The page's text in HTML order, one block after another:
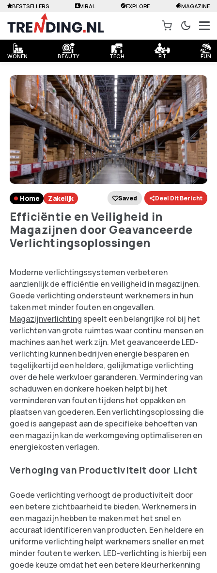
WONEN BEAUTY TECH FIT FUN
BESTSELLERS VIRAL EXPLORE MAGAZINE
Home Zakelijk Saved Deel Dit Bericht
Efficiëntie en Veiligheid in
Magazijnen door Geavanceerde
Verlichtingsoplossingen
Moderne verlichtingssystemen verbeteren
aanzienlijk de efficiëntie en veiligheid in magazijnen.
Goede verlichting ondersteunt werknemers in hun
taken met minder fouten en ongevallen.
Magazijnverlichting speelt een belangrijke rol bij het
verlichten van grote ruimtes waar continu mensen en
machines aan het werk zijn. Met geavanceerde LED-
verlichting kunnen bedrijven energie besparen en
tegelijkertijd een heldere, gelijkmatige verlichting
over de hele werkvloer garanderen. Vermindering van
schaduwen en donkere hoeken helpt bij het
verminderen van fouten tijdens het oppakken en
plaatsen van goederen. Een verlichtingsoplossing die
goed is aangepast aan de specifieke behoeften van
een magazijn kan de werkomgeving optimaliseren en
energiekosten verlagen.
Verhoging van Productiviteit door Licht
Goede verlichting verhoogt de productiviteit door
een betere zichtbaarheid te bieden. Werknemers in
een magazijn hebben te maken met het snel en
accuraat identificeren van producten. Een heldere en
uniforme verlichting helpt werknemers sneller en met
minder fouten te werken. LED-verlichting is hierbij een
goede keuze omdat het een betere kleurherkenning